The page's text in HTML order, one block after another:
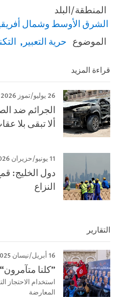
المنطقة/البلد
الشرق الأوسط وشمال
الموضوع حرية التعبير
قراءة المزيد
26 يوليو/تموز 2026
الجرائم ضد
ألا تبقى بلا
11 يونيو/حزيران 2026
دول الخليج:
النزاع
التقارير
16 أبريل/نيسان 2025
”كلنا متآمرون“
استخدام
المعارضة